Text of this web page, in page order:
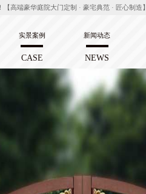
高端豪华庭院大门定制 · 豪宅典范 · 匠心制造】
实景案例
CASE
新闻动态
NEWS